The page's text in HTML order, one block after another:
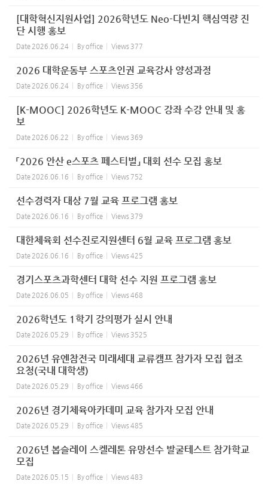
[대학혁신지원사업] 2026학년도 Neo-다빈치 핵심역량 진
단 시행 홍보
Date 2026.06.24 Byoffice Views 377
2026 대학운동부 스포츠인권 교육강사 양성과정
Date 2026.06.24 Byoffice Views 356
[K-MOOC] 2026학년도 K-MOOC 강좌 수강 안내 및 홍
보
Date 2026.06.22 Byoffice Views 369
「2026 안산 e스포츠 페스티벌」 대회 선수 모집 홍보
Date 2026.06.16 Byoffice Views 752
선수경력자 대상 7월 교육 프로그램 홍보
Date 2026.06.16 Byoffice Views 379
대한체육회 선수진로지원센터 6월 교육 프로그램 홍보
Date 2026.06.16 Byoffice Views 425
경기스포츠과학센터 대학 선수 지원 프로그램 홍보
Date 2026.06.05 Byoffice Views 468
2026학년도 1학기 강의평가 실시 안내
Date 2026.05.29 Byoffice Views 3525
2026년 유엔참전국 미래세대 교류캠프 참가자 모집 협조
요청(국내 대학생)
Date 2026.05.29 Byoffice Views 466
2026년 경기체육아카데미 교육 참가자 모집 안내
Date 2026.05.29 Byoffice Views 485
2026년 봅슬레이 스켈레톤 유망선수 발굴테스트 참가학교
모집
Date 2026.05.15 Byoffice Views 483